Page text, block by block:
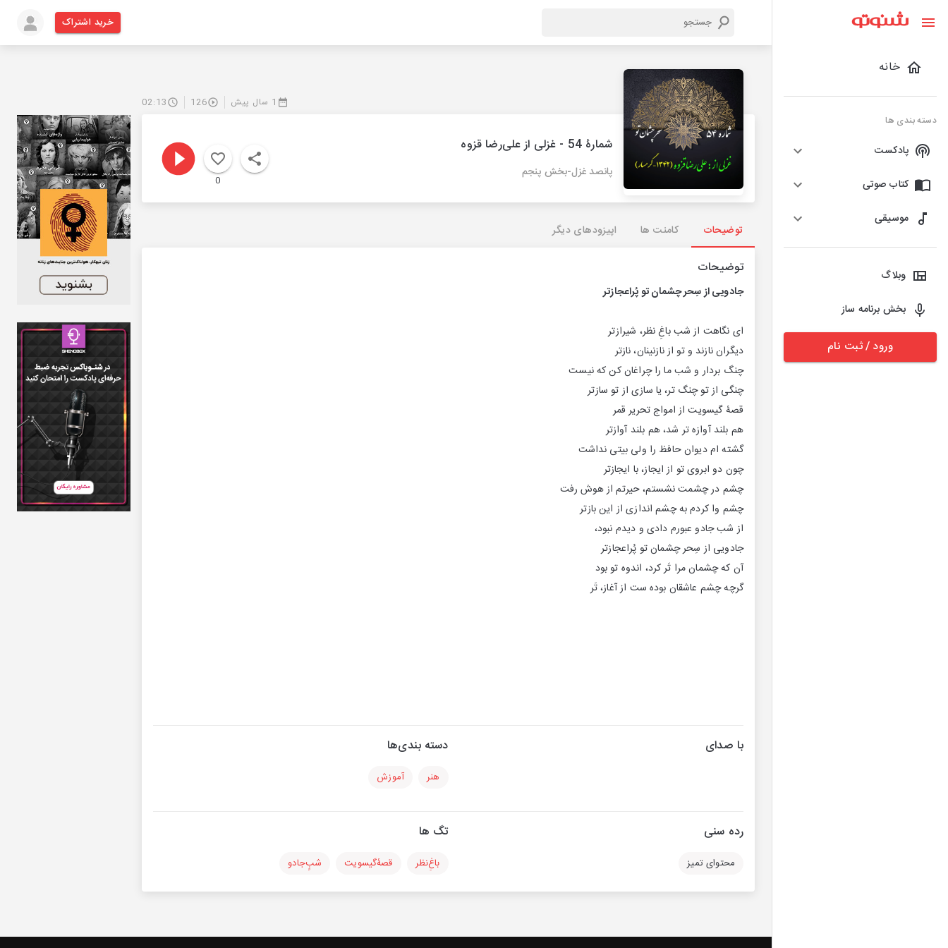
خانه
دسته بندی ها
پادکست
کتاب صوتی
موسیقی
وبلاگ
بخش برنامه ساز
ورود / ثبت نام
خرید اشتراک
1 سال پیش 126
02:13
شمارۀ 54 - غزلی از علی‌رضا قزوه
پانصد غزل-بخش پنجم
0
توضیحات کامنت ها اپیزودهای دیگر
توضیحات
جادویی ازسِحر چشمان توپُراعجازتر
ای نگاهت از شب باغِ نظر، شیرازتر
دیگران نازند و تو از نازنینان، نازتر
چنگ بردار و شب ما را چراغان کن که نیست
چنگی از تو چنگ تر، یا سازی از تو سازتر
قصۀ گیسویت از امواج تحریر قمر
هم بلند آوازه تر شد، هم بلند آوازتر
گشته ام دیوان حافظ را ولی بیتی نداشت
چون دو ابروی تو از ایجاز، با ایجازتر
چشم در چشمت نشستم، حیرتم از هوش رفت
چشم وا کردم به چشم اندازی از این بازتر
از شب جادو عبورم دادی و دیدم نبود،
جادویی از سِحر چشمان تو پُراعجازتر
آن که چشمان مرا تَر کرد، اندوه تو بود
گرچه چشم عاشقان بوده ست از آغاز، تَر
با صدای دسته بندی‌ها
هنر آموزش
رده سنی
محتوای تمیز
تگ ها
باغٍ‌نظر قصۀ‌گیسویت شبٍ‌جادو